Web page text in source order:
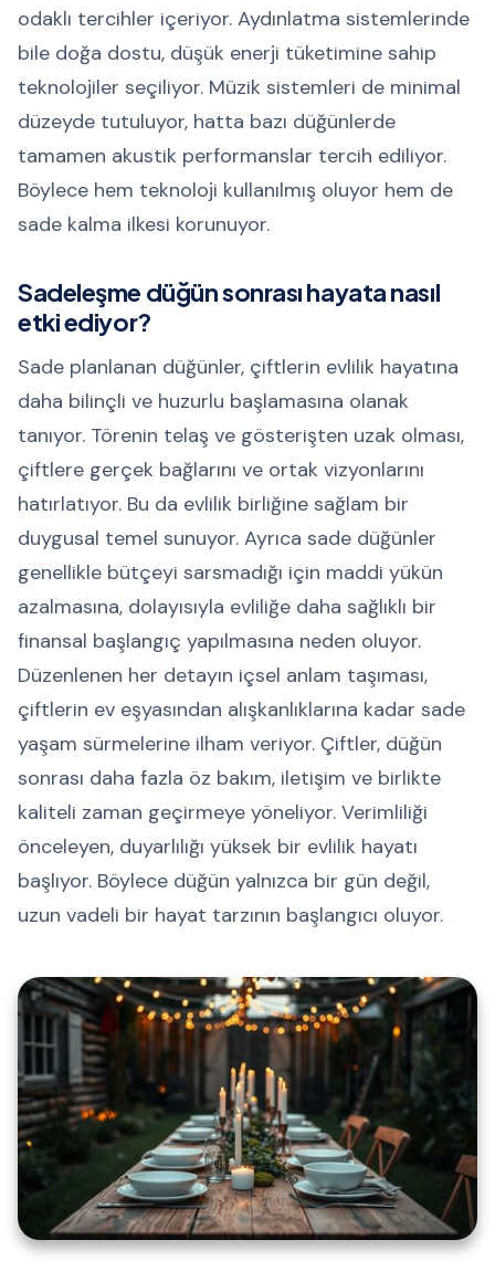
odaklı tercihler içeriyor. Aydınlatma sistemlerinde
bile doğa dostu, düşük enerji tüketimine sahip
teknolojiler seçiliyor. Müzik sistemleri de minimal
düzeyde tutuluyor, hatta bazı düğünlerde
tamamen akustik performanslar tercih ediliyor.
Böylece hem teknoloji kullanılmış oluyor hem de
sade kalma ilkesi korunuyor.
Sadeleşme düğün sonrası hayata nasıl
etki ediyor?
Sade planlanan düğünler, çiftlerin evlilik hayatına
daha bilinçli ve huzurlu başlamasına olanak
tanıyor. Törenin telaş ve gösterişten uzak olması,
çiftlere gerçek bağlarını ve ortak vizyonlarını
hatırlatıyor. Bu da evlilik birliğine sağlam bir
duygusal temel sunuyor. Ayrıca sade düğünler
genellikle bütçeyi sarsmadığı için maddi yükün
azalmasına, dolayısıyla evliliğe daha sağlıklı bir
finansal başlangıç yapılmasına neden oluyor.
Düzenlenen her detayın içsel anlam taşıması,
çiftlerin ev eşyasından alışkanlıklarına kadar sade
yaşam sürmelerine ilham veriyor. Çiftler, düğün
sonrası daha fazla öz bakım, iletişim ve birlikte
kaliteli zaman geçirmeye yöneliyor. Verimliliği
önceleyen, duyarlılığı yüksek bir evlilik hayatı
başlıyor. Böylece düğün yalnızca bir gün değil,
uzun vadeli bir hayat tarzının başlangıcı oluyor.